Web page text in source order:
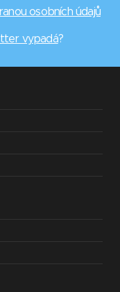
osobních údajů
vypadá?